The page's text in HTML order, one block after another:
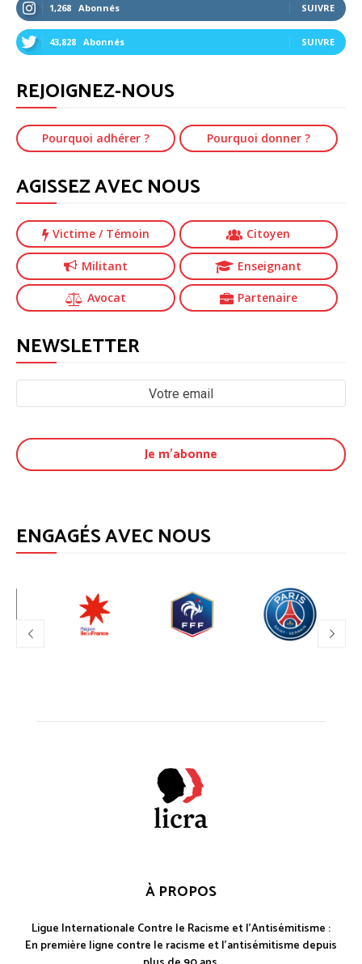
1,268 Abonnés SUIVRE
43,828 Abonnés SUIVRE
REJOIGNEZ-NOUS
Pourquoi adhérer ? Pourquoi donner ?
AGISSEZ AVEC NOUS
Victime / Témoin Citoyen
Militant Enseignant
Avocat Partenaire
NEWSLETTER
ENGAGÉS AVEC NOUS
À PROPOS
Ligue Internationale Contre le Racisme et l'Antisémitisme :
En première ligne contre le racisme et l'antisémitisme depuis